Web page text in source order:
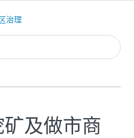
治理
及做市商